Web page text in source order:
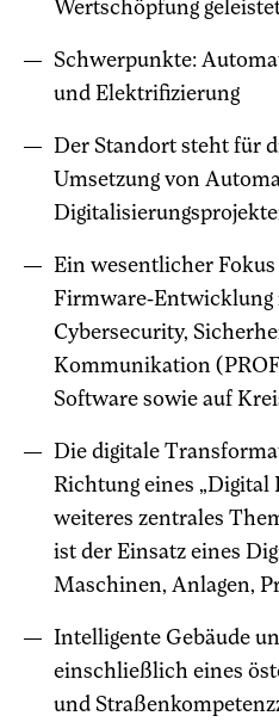
Wertschöpfung
Schwerpunkte:
und Elektrifizierung
Der Standort steht für
Umsetzung von
Ein wesentlicher
Firmware-
Cybersecurity,
Kommunikation
Software sowie auf
Die digitale
Richtung eines „Digital
weiteres zentrales
ist der Einsatz eines
Maschinen, Anlagen,
Intelligente Gebäude
einschließlich eines
und